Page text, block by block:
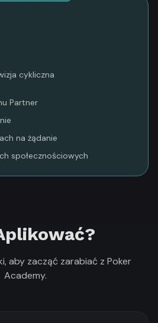
cykliczna
Partner
na żądanie
społecznościowych
aby zacząć zarabiać z Poker
Academy.